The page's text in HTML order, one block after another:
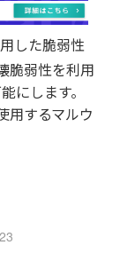
した脆弱性
脆弱性を利用
にします。
用するマルウ